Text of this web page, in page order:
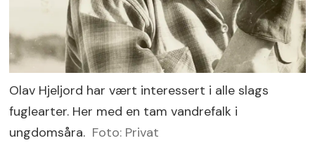
Olav Hjeljord har vært interessert i alle slags
fuglearter. Her med en tam vandrefalk i
ungdomsåra. Foto: Privat